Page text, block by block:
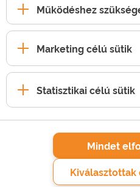
Működéshez
Marketing célú sütik
Statisztikai célú sütik
Mindet
Kiválasztottak
telefon szolgáltatás
Jelenleg hatályos
2026. 07. 06
Kapcsolódó
Korábbi ÁSZF-ek